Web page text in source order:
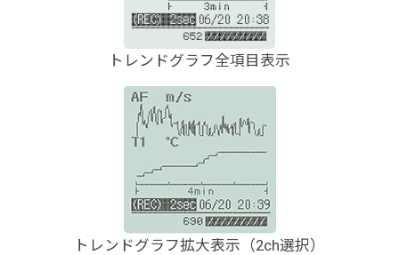
トレンドグラフ全項目表示
トレンドグラフ拡大表示（2ch選択）